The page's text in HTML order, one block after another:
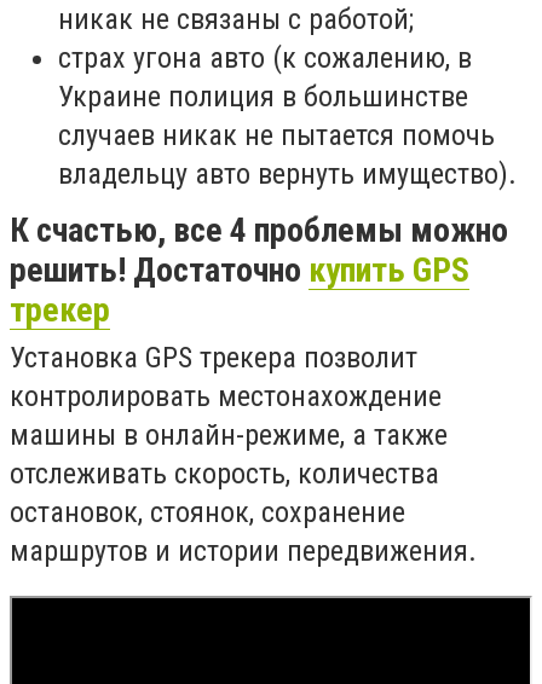
никак не связаны с работой;
страх угона авто (к сожалению, в
Украине полиция в большинстве
случаев никак не пытается помочь
владельцу авто вернуть имущество).
К счастью, все 4 проблемы можно
решить! Достаточно купить GPS
трекер
Установка GPS трекера позволит
контролировать местонахождение
машины в онлайн-режиме, а также
отслеживать скорость, количества
остановок, стоянок, сохранение
маршрутов и истории передвижения.